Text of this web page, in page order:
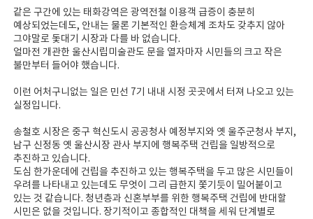
같은 구간에 있는 태화강역은 광역전철 이용객 급증이 충분히
예상되었는데도, 안내는 물론 기본적인 환승체계 조차도 갖추지 않아
그야말로 돛대기 시장과 다를 바 없습니다.
얼마전 개관한 울산시립미술관도 문을 열자마자 시민들의 크고 작은
불만부터 들어야 했습니다.
이런 어처구니없는 일은 민선 7기 내내 시정 곳곳에서 터져 나오고 있는
실정입니다.
송철호 시장은 중구 혁신도시 공공청사 예정부지와 옛 울주군청사 부지,
남구 신정동 옛 울산시장 관사 부지에 행복주택 건립을 일방적으로
추진하고 있습니다.
도심 한가운데에 건립을 추진하고 있는 행복주택을 두고 많은 시민들이
우려를 나타내고 있는데도 무엇이 그리 급한지 쫓기듯이 밀어붙이고
있는 것 같습니다. 청년층과 신혼부부를 위한 행복주택 건립에 반대할
시민은 없을 것입니다. 장기적이고 종합적인 대책을 세워 단계별로